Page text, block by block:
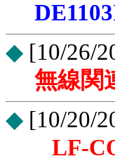
◆ [10/26/
無線関
◆ [10/20/
LF-